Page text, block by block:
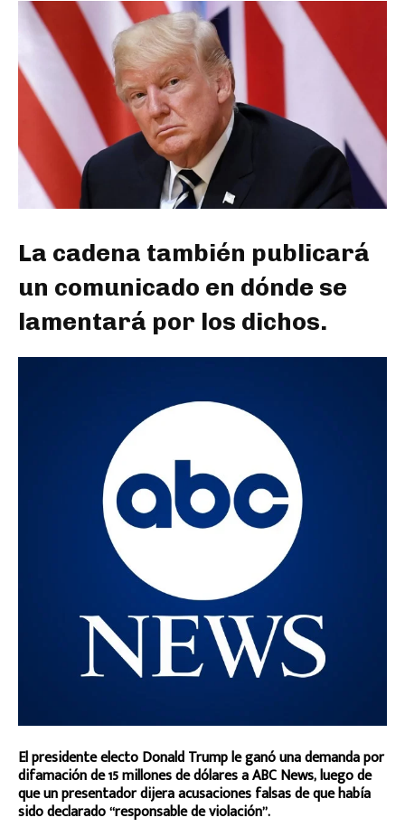
La cadena también publicará
un comunicado en dónde se
lamentará por los dichos.
El presidente electo Donald Trump le ganó una demanda por
difamación de 15 millones de dólares a ABC News, luego de
que un presentador dijera acusaciones falsas de que había
sido declarado “responsable de violación”.